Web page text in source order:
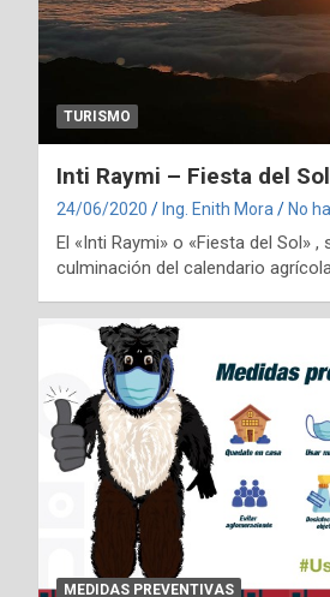
TURISMO
Inti Raymi – Fiesta del Sol
24/06/2020 Ing. Enith Mora No
El «Inti Raymi» o «Fiesta del Sol»
culminación del calendario
MEDIDAS PREVENTIVAS